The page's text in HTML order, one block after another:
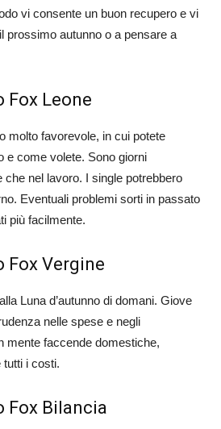
vi consente un buon recupero e vi
prossimo autunno o a pensare a
Fox Leone
molto favorevole, in cui potete
e come volete. Sono giorni
che nel lavoro. I single potrebbero
Eventuali problemi sorti in passato
più facilmente.
Fox Vergine
Luna d’autunno di domani. Giove
nelle spese e negli
mente faccende domestiche,
tutti i costi.
Fox Bilancia